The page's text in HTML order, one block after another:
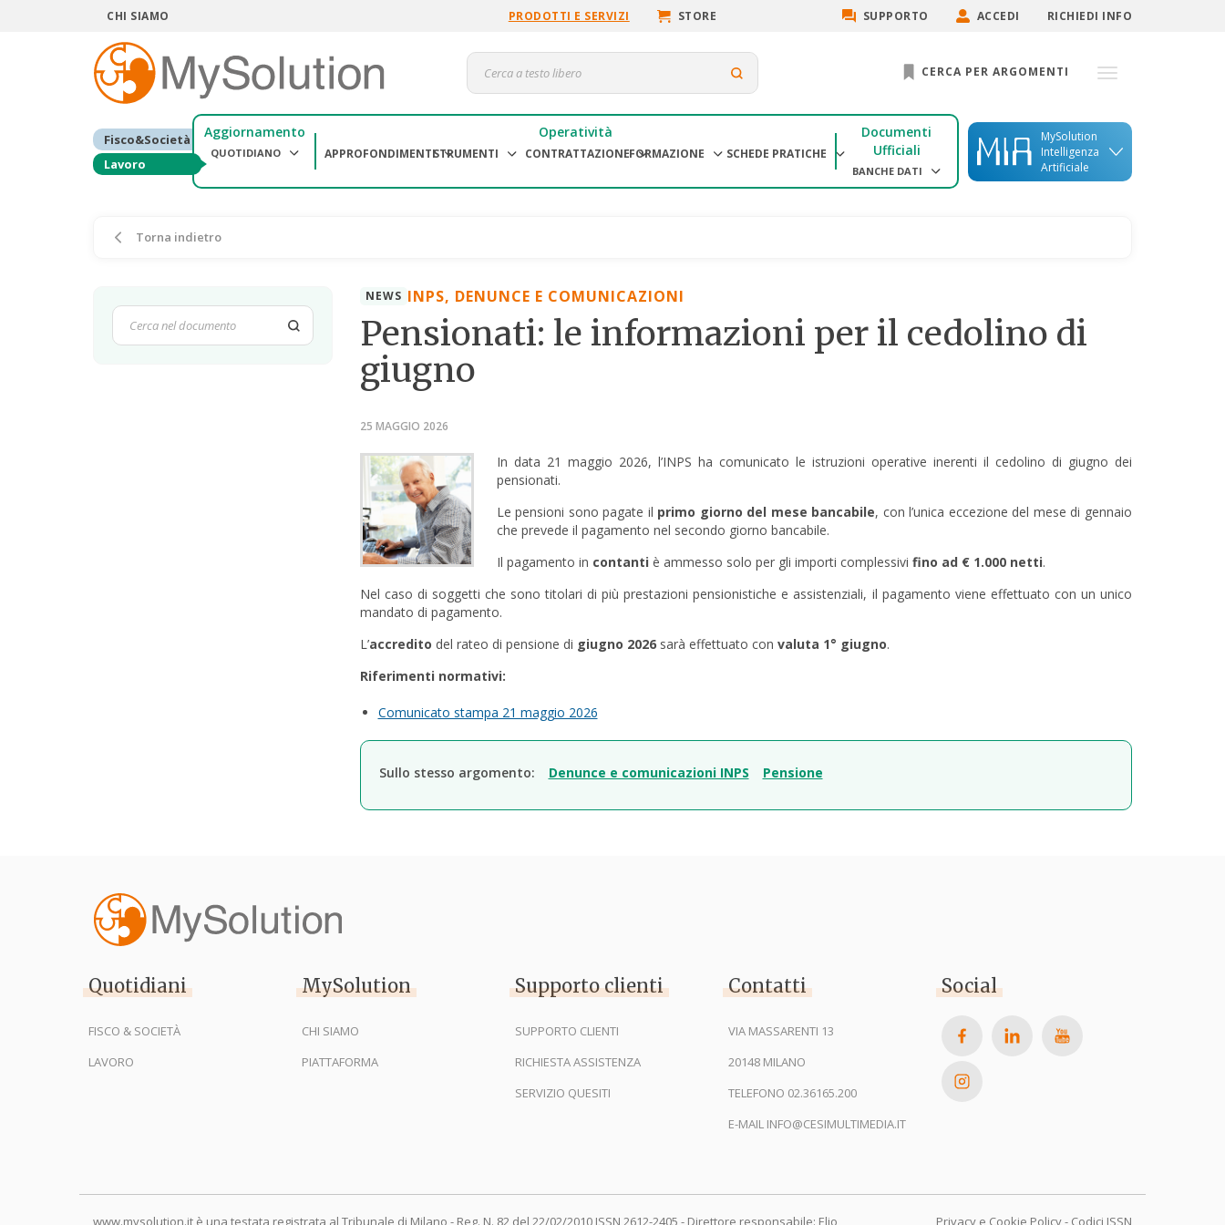
CHI SIAMO PRODOTTI E SERVIZI STORE SUPPORTO ACCEDI RICHIEDI INFO
CERCA PER ARGOMENTI
Fisco&Società
Lavoro
Aggiornamento
QUOTIDIANO
Operatività
APPROFONDIMENTISTRUMENTI CONTRATTAZIONEFORMAZIONE SCHEDE PRATICHE
Documenti
Ufficiali
BANCHE DATI
MySolution
Intelligenza
Artificiale
Torna indietro
NEWS INPS, DENUNCE E COMUNICAZIONI
Pensionati: le informazioni per il cedolino di
giugno
25 MAGGIO 2026
In data 21 maggio 2026, l’INPS ha comunicato le istruzioni operative inerenti il cedolino di giugno dei
pensionati.
Le pensioni sono pagate il primo giorno del mese bancabile, con l’unica eccezione del mese di gennaio
che prevede il pagamento nel secondo giorno bancabile.
Il pagamento in contanti è ammesso solo per gli importi complessivi fino ad € 1.000 netti.
Nel caso di soggetti che sono titolari di più prestazioni pensionistiche e assistenziali, il pagamento viene effettuato con un unico
mandato di pagamento.
L’accredito del rateo di pensione di giugno 2026sarà effettuato con valuta 1° giugno.
Riferimenti normativi:
Comunicato stampa 21 maggio 2026
Sullo stesso argomento: Denunce e comunicazioni INPS Pensione
Quotidiani
FISCO & SOCIETÀ
LAVORO
MySolution
CHI SIAMO
PIATTAFORMA
Supporto clienti
SUPPORTO CLIENTI
RICHIESTA ASSISTENZA
SERVIZIO QUESITI
Contatti
VIA MASSARENTI 13
20148 MILANO
TELEFONO 02.36165.200
E-MAIL INFO@CESIMULTIMEDIA.IT
Social
www.mysolution.it è una testata registrata al Tribunale di Milano - Reg. N. 82 del 22/02/2010 ISSN 2612-2405 - Direttore responsabile: Elio Privacy e Cookie Policy- Codici ISSN